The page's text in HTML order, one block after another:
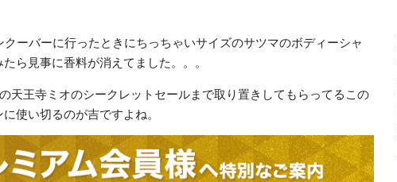
ーバーに行ったときにちっちゃいサイズのサツマのボディーシャ
ら見事に香料が消えてました。。。
天王寺ミオのシークレットセールまで取り置きしてもらってるこの
使い切るのが吉ですよね。